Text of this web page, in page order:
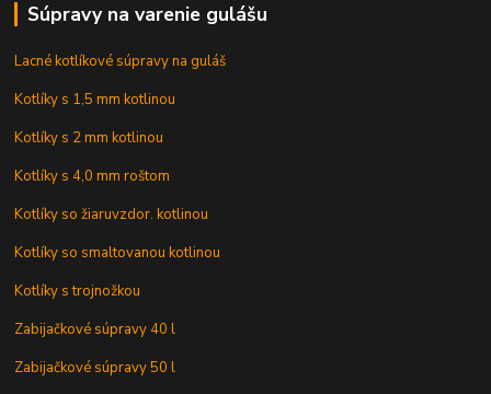
Súpravy na varenie gulášu
Lacné kotlíkové súpravy na guláš
Kotlíky s 1,5 mm kotlinou
Kotlíky s 2 mm kotlinou
Kotlíky s 4,0 mm roštom
Kotlíky so žiaruvzdor. kotlinou
Kotlíky so smaltovanou kotlinou
Kotlíky s trojnožkou
Zabijačkové súpravy 40 l
Zabijačkové súpravy 50 l